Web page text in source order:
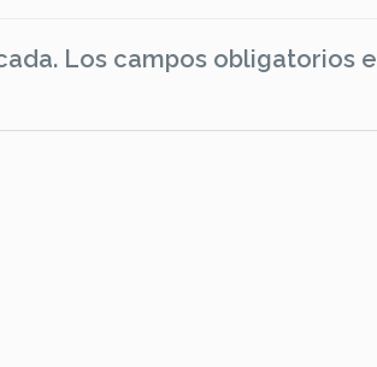
Los campos obligatorios